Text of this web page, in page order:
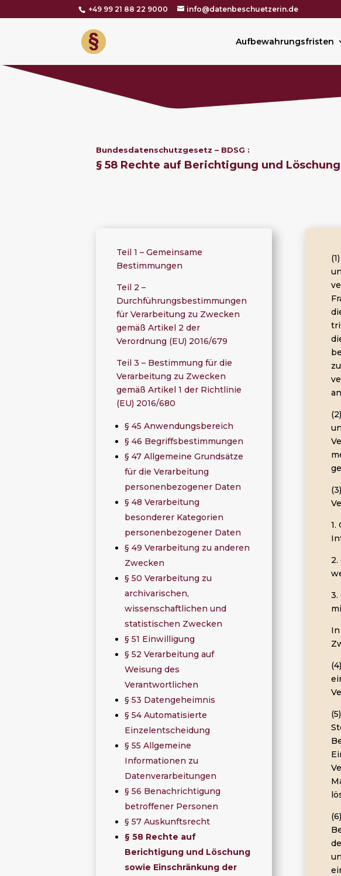
+49 99 21 88 22 9000 info@datenbeschuetzerin.de
Aufbewahrungsfristen
Bundesdatenschutzgesetz – BDSG :
§ 58 Rechte auf Berichtigung und
Teil 1 – Gemeinsame
Bestimmungen
Teil 2 –
Durchführungsbestimmungen
für Verarbeitung zu Zwecken
gemäß Artikel 2 der
Verordnung (EU) 2016/679
Teil 3 – Bestimmung für die
Verarbeitung zu Zwecken
gemäß Artikel 1 der Richtlinie
(EU) 2016/680
§ 45 Anwendungsbereich
§ 46 Begriffsbestimmungen
§ 47 Allgemeine Grundsätze
für die Verarbeitung
personenbezogener Daten
§ 48 Verarbeitung
besonderer Kategorien
personenbezogener Daten
§ 49 Verarbeitung zu anderen
Zwecken
§ 50 Verarbeitung zu
archivarischen,
wissenschaftlichen und
statistischen Zwecken
§ 51 Einwilligung
§ 52 Verarbeitung auf
Weisung des
Verantwortlichen
§ 53 Datengeheimnis
§ 54 Automatisierte
Einzelentscheidung
§ 55 Allgemeine
Informationen zu
Datenverarbeitungen
§ 56 Benachrichtigung
betroffener Personen
§ 57 Auskunftsrecht
§ 58 Rechte auf
Berichtigung und Löschung
sowie Einschränkung der
1.
3.